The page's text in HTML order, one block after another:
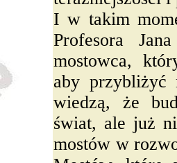
I w takim
Profesora
mostowca,
aby przybliżyć
wiedzą, że
świat, ale już
mostów w